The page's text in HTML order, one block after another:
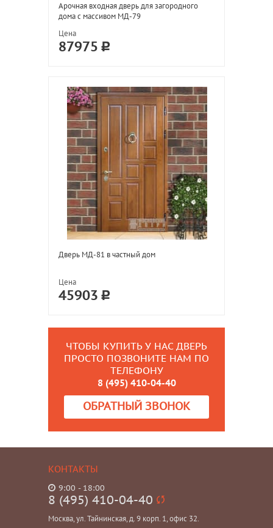
Арочная входная дверь для загородного
дома с массивом МД-79
Цена
87975
Дверь МД-81 в частный дом
Цена
45903
ЧТОБЫ КУПИТЬ У НАС ДВЕРЬ
ПРОСТО ПОЗВОНИТЕ НАМ ПО
ТЕЛЕФОНУ
8 (495) 410-04-40
ОБРАТНЫЙ ЗВОНОК
КОНТАКТЫ
9:00 - 18:00
8 (495) 410-04-40
Москва, ул. Тайнинская, д. 9 корп. 1, офис 32.